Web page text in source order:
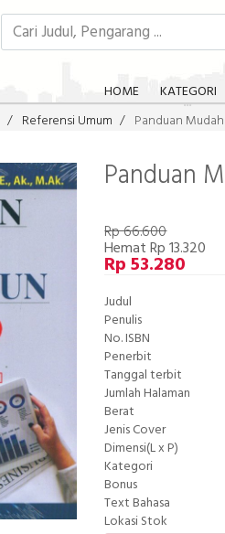
HOME KATEGORI
Referensi Umum Panduan
Panduan
Rp 66.600
Hemat Rp 13.320
Rp 53.280
Judul
Penulis
No. ISBN
Penerbit
Tanggal terbit
Jumlah Halaman
Berat
Jenis Cover
Dimensi(L x P)
Kategori
Bonus
Text Bahasa
Lokasi Stok